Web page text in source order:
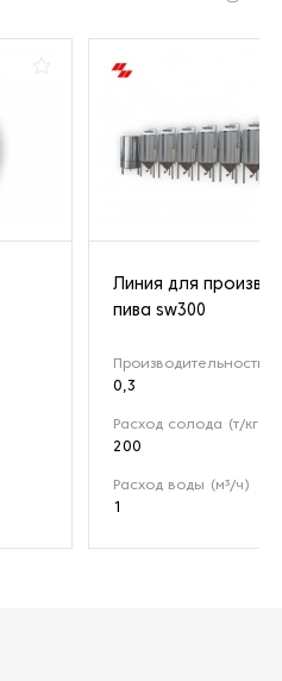
Линия для
пива sw300
Производительность
0,3
Расход солода (т/кг)
200
Расход воды (м³/ч)
1